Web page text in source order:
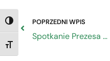
TOGGLE HIGH CONTRAST
TOGGLE FONT SIZE
POPRZEDNI WPIS
Spotkanie Prezesa ZRP z Arcybiskupem Adrianem Galbasem